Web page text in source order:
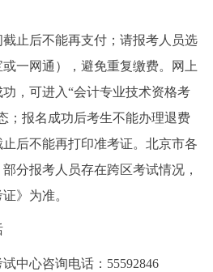
截止后不能再支付；请报考人员选
一网通），避免重复缴费。网上
，可进入“会计专业技术资格考
；报名成功后考生不能办理退费
后不能再打印准考证。北京市各
分报考人员存在跨区考试情况，
》为准。
中心咨询电话：55592846